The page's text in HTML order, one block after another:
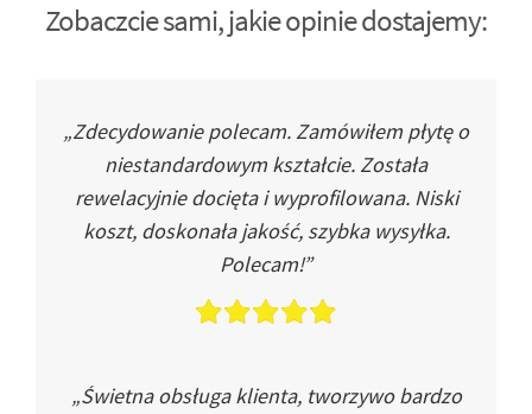
Zobaczcie sami, jakie opinie dostajemy:
„Zdecydowanie polecam. Zamówiłem płytę o
niestandardowym kształcie. Została
rewelacyjnie docięta i wyprofilowana. Niski
koszt, doskonała jakość, szybka wysyłka.
Polecam!”
„Świetna obsługa klienta, tworzywo bardzo